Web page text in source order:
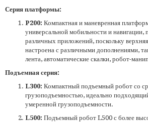
Серия платформы:
P200: Компактная и маневренная
универсальной мобильности и навигации,
различных приложений, поскольку
настроена с различными дополнениями,
лента, автоматические скалки, робот-
Подъемная серия:
L300: Компактный подъемный робот со
грузоподъемностью, идеально
умеренной грузоподъемности.
L500: Подъемный робот L500 с более